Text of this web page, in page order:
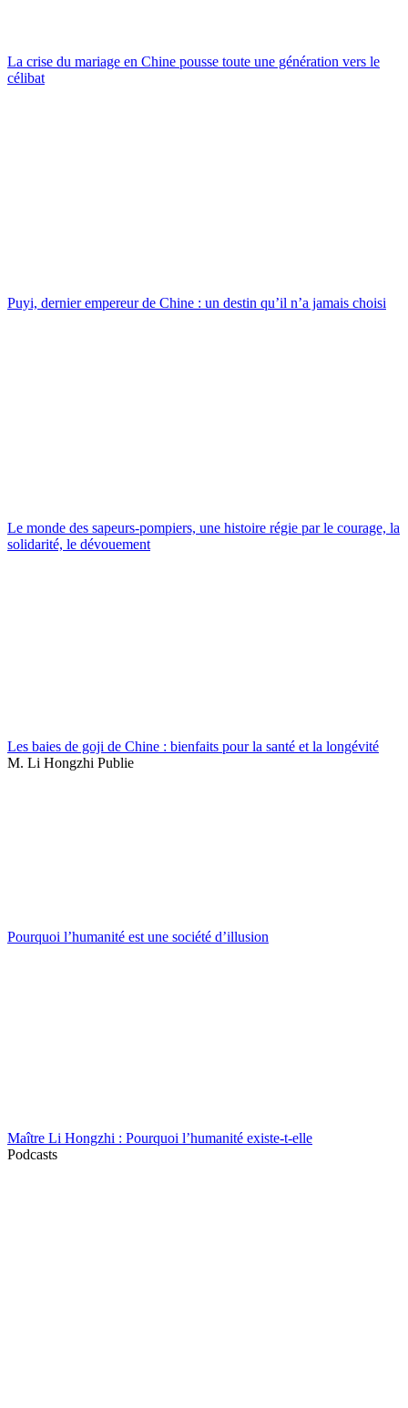
La crise du mariage en Chine pousse toute une génération vers le
célibat
Puyi, dernier empereur de Chine : un destin qu’il n’a jamais choisi
Le monde des sapeurs-pompiers, une histoire régie par le courage, la
solidarité, le dévouement
Les baies de goji de Chine : bienfaits pour la santé et la longévité
M. Li Hongzhi Publie
Pourquoi l’humanité est une société d’illusion
Maître Li Hongzhi : Pourquoi l’humanité existe-t-elle
Podcasts